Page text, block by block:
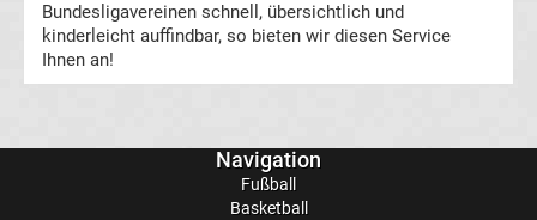
Bundesliga
Tabelle
Ligue
Bundesligavereinen schnell, übersichtlich und
kinderleicht auffindbar, so bieten wir diesen Service
Ihnen an!
Navigation
Fußball
Basketball